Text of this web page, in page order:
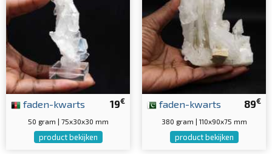
19€
faden-kwarts
50 gram | 75x30x30 mm
product bekijken
89€
faden-kwarts
380 gram | 110x90x75 mm
product bekijken